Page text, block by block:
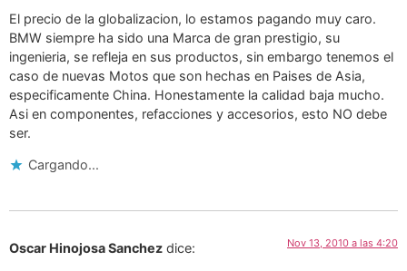
El precio de la globalizacion, lo estamos pagando muy caro.
BMW siempre ha sido una Marca de gran prestigio, su
ingenieria, se refleja en sus productos, sin embargo tenemos el
caso de nuevas Motos que son hechas en Paises de Asia,
especificamente China. Honestamente la calidad baja mucho.
Asi en componentes, refacciones y accesorios, esto NO debe
ser.
Cargando...
Oscar Hinojosa Sanchez dice: Nov 13, 2010 a las 4:20